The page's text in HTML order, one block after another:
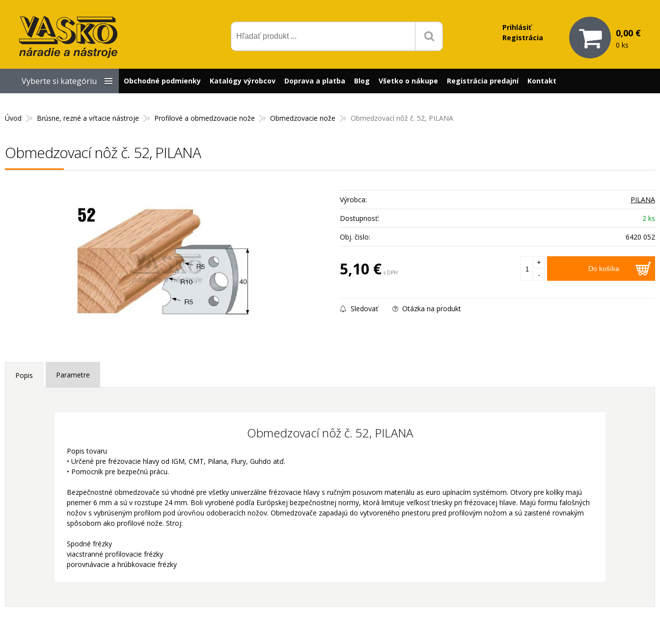
Prihlásiť
Registrácia
0,00 €
0 ks
Úvod Brúsne, rezné a vŕtacie nástroje Profilové a obmedzovacie nože Obmedzovacie nože Obmedzovací nôž č. 52, PILANA
Obmedzovací nôž č. 52, PILANA
Výrobca:
PILANA
Dostupnosť:
2 ks
Obj. čislo:
6420 052
5,10 € s DPH Do košíka
+
-
Sledovať Otázka na produkt
Popis Parametre
Obmedzovací nôž č. 52, PILANA
Popis tovaru
• Určené pre frézovacie hlavy od IGM, CMT, Pilana, Flury, Guhdo atď.
• Pomocník pre bezpečnú prácu.
Bezpečnostné obmedzovače sú vhodné pre všetky univerzálne frézovacie hlavy s ručným posuvom materiálu as euro upínacím systémom. Otvory pre kolíky majú
priemer 6 mm a sú v rozstupe 24 mm. Boli vyrobené podľa Európskej bezpečnostnej normy, ktorá limituje veľkosť triesky pri frézovacej hlave. Majú formu falošných
nožov s vybrúseným profilom pod úrovňou odoberacích nožov. Obmedzovače zapadajú do vytvoreného priestoru pred profilovým nožom a sú zaistené rovnakým
spôsobom ako profilové nože. Stroj:
Spodné frézky
viacstranné profilovacie frézky
porovnávacie a hrúbkovacie frézky
Vyberte si kategóriu Obchodné podmienky Katalógy výrobcov Doprava a platba Blog Všetko o nákupe Registrácia predajní Kontakt